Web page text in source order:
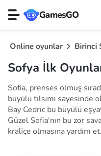
GamesGO
Online oyunlar Birinci
Sofya İlk
Sofia, prenses olmuş
büyülü tılsımı sayesinde
Bay Cedric bu büyülü
Güzel Sofia'nın bu zor
kraliçe olmasına yardım et.